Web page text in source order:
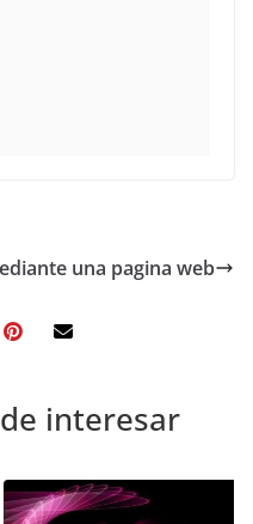
una pagina web
interesar